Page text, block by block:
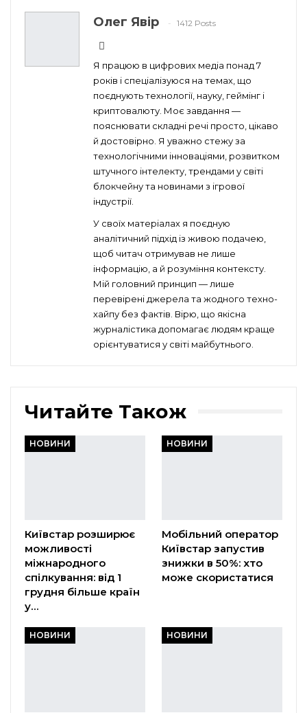
Олег Явір 1412 Posts
Я працюю в цифрових медіа понад 7
років і спеціалізуюся на темах, що
поєднують технології, науку, геймінг і
криптовалюту. Моє завдання —
пояснювати складні речі просто, цікаво
й достовірно. Я уважно стежу за
технологічними інноваціями, розвитком
штучного інтелекту, трендами у світі
блокчейну та новинами з ігрової
індустрії.
У своїх матеріалах я поєдную
аналітичний підхід із живою подачею,
щоб читач отримував не лише
інформацію, а й розуміння контексту.
Мій головний принцип — лише
перевірені джерела та жодного техно-
хайпу без фактів. Вірю, що якісна
журналістика допомагає людям краще
орієнтуватися у світі майбутнього.
Читайте Також
НОВИНИ
Київстар розширює
можливості
міжнародного
спілкування: від 1
грудня більше країн
у…
НОВИНИ
Мобільний оператор
Київстар запустив
знижки в 50%: хто
може скористатися
НОВИНИ НОВИНИ